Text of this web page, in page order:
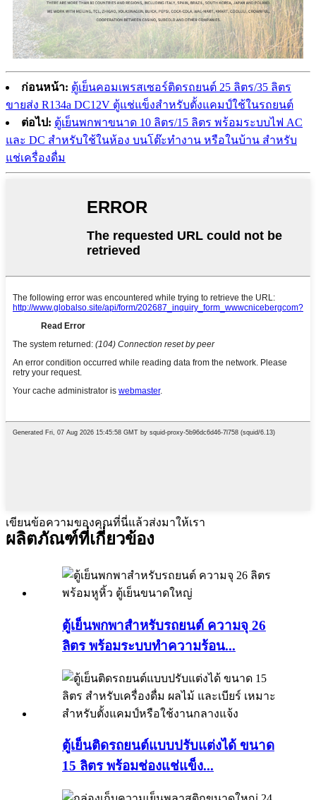
ก่อนหน้า: ตู้เย็นคอมเพรสเซอร์ติดรถยนต์ 25 ลิตร/35 ลิตร
ขายส่ง R134a DC12V ตู้แช่แข็งสำหรับตั้งแคมป์ใช้ในรถยนต์
ต่อไป: ตู้เย็นพกพาขนาด 10 ลิตร/15 ลิตร พร้อมระบบไฟ AC
และ DC สำหรับใช้ในห้อง บนโต๊ะทำงาน หรือในบ้าน สำหรับ
แช่เครื่องดื่ม
เขียนข้อความของคุณที่นี่แล้วส่งมาให้เรา
ผลิตภัณฑ์ที่เกี่ยวข้อง
ตู้เย็นพกพาสำหรับรถยนต์ ความจุ 26
ลิตร พร้อมระบบทำความร้อน...
ตู้เย็นติดรถยนต์แบบปรับแต่งได้ ขนาด
15 ลิตร พร้อมช่องแช่แข็ง...